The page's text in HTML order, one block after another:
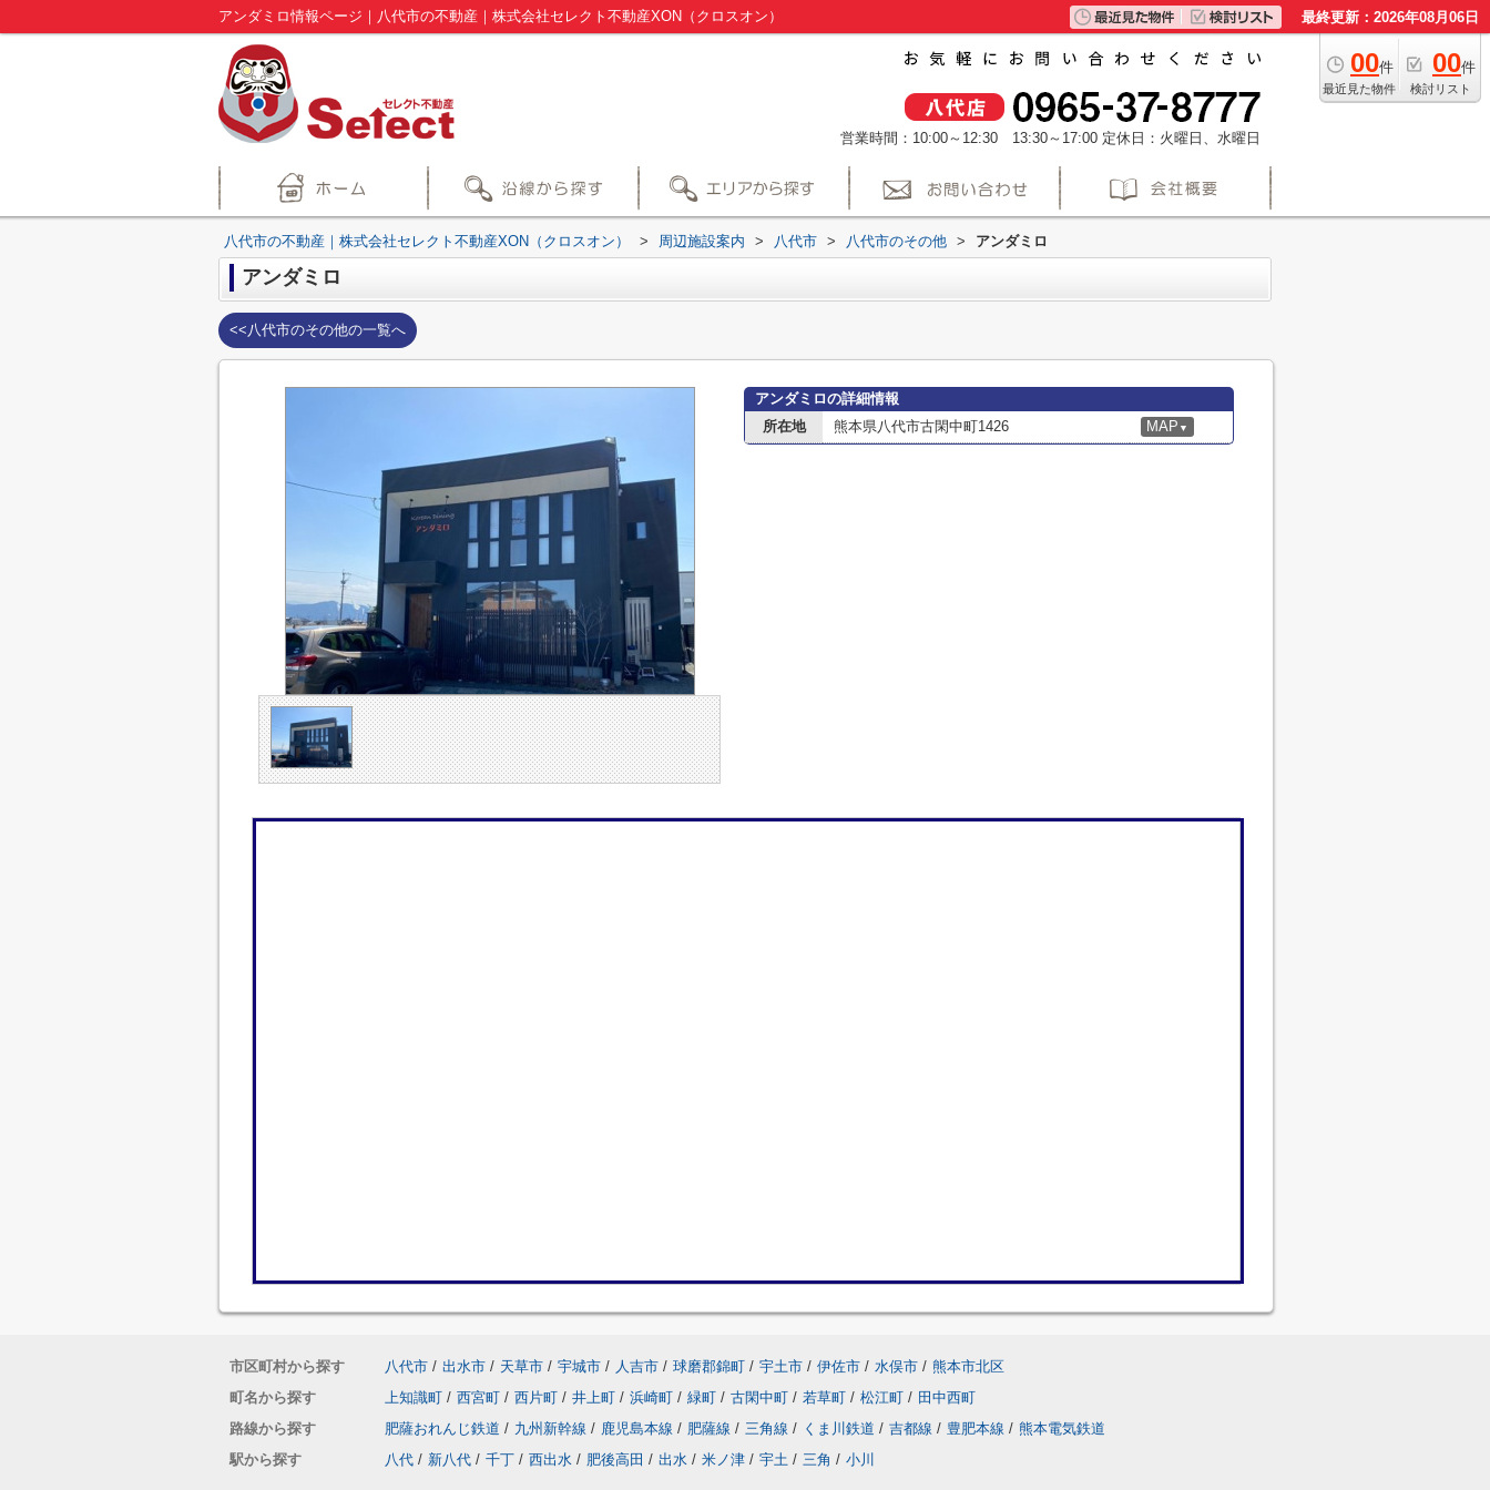
アンダミロ情報ページ｜八代市の不動産｜株式会社セレクト不動産XON（クロスオン） 最終更新：2026年08月06日
00件
最近見た物件
00件
検討リスト
営業時間：10:00～12:30 13:30～17:00 定休日：火曜日、水曜日
八代市の不動産｜株式会社セレクト不動産XON（クロスオン） > 周辺施設案内 > 八代市 > 八代市のその他 > アンダミロ
アンダミロ
<<八代市のその他の一覧へ
アンダミロの詳細情報
所在地
熊本県八代市古閑中町1426 MAP ▼
市区町村から探す 八代市 / 出水市 / 天草市 / 宇城市 / 人吉市 / 球磨郡錦町 / 宇土市 / 伊佐市 / 水俣市 / 熊本市北区
町名から探す
上知識町 / 西宮町 / 西片町 / 井上町 / 浜崎町 / 緑町 / 古閑中町 / 若草町 / 松江町 / 田中西町
路線から探す
肥薩おれんじ鉄道 / 九州新幹線 / 鹿児島本線 / 肥薩線 / 三角線 / くま川鉄道 / 吉都線 / 豊肥本線 / 熊本電気鉄道
駅から探す
八代 / 新八代 / 千丁 / 西出水 / 肥後高田 / 出水 / 米ノ津 / 宇土 / 三角 / 小川